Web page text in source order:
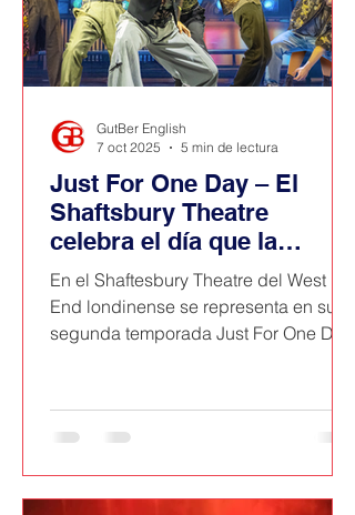
Just For One Day – El
Shaftsbury Theatre
celebra el día que la
música unió al mundo
En el Shaftesbury Theatre del West
End londinense se representa en su
segunda temporada Just For One Day,
el famoso concierto Live Aid en julio
de 1985, creado para recaudar fondos
Etiopía
GutBer English
7 oct 2025
5 min de lectura